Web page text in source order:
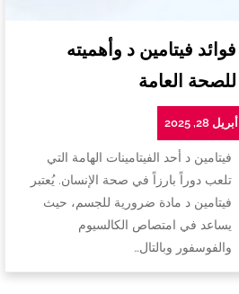
فوائد فيتامين د وأهميته
للصحة العامة
أبريل 28, 2025
فيتامين د أحد الفيتامينات الهامة التي
تلعب دوراً بارزاً في صحة الإنسان. يُعتبر
فيتامين د مادة ضرورية للجسم، حيث
يساعد في امتصاص الكالسيوم
والفوسفور وبالتال…